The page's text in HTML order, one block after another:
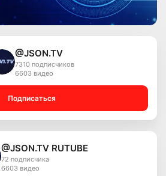
@JSON.TV
7310 подписчиков
6603 видео
Подписаться
@JSON.TV RUTUBE
72 подписчика
6603 видео